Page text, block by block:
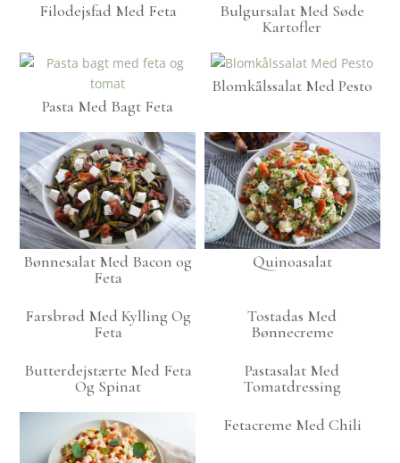
Filodejsfad Med Feta
Bulgursalat Med Søde
Kartofler
Pasta Med Bagt Feta
Blomkålssalat Med Pesto
Bønnesalat Med Bacon og
Feta
Quinoasalat
Farsbrød Med Kylling Og
Feta
Tostadas Med
Bønnecreme
Butterdejstærte Med Feta
Og Spinat
Pastasalat Med
Tomatdressing
Fetacreme Med Chili